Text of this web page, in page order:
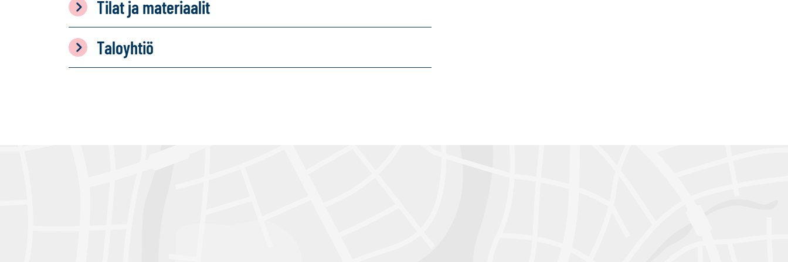
Tilat ja materiaalit
Taloyhtiö